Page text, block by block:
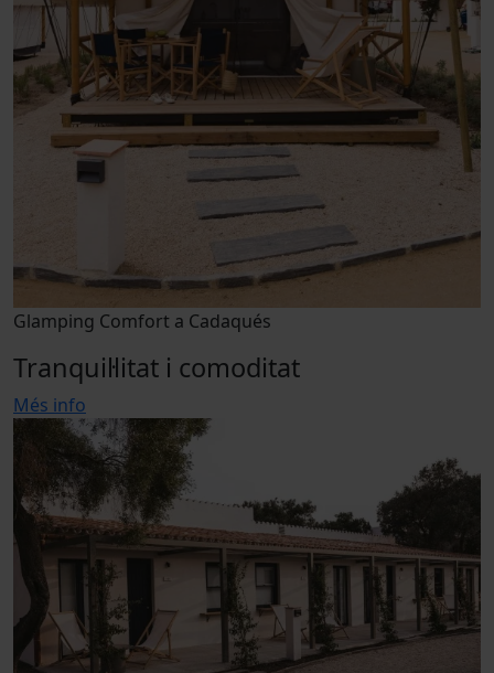
Glamping Comfort a Cadaqués
Tranquil·litat i comoditat
Més info